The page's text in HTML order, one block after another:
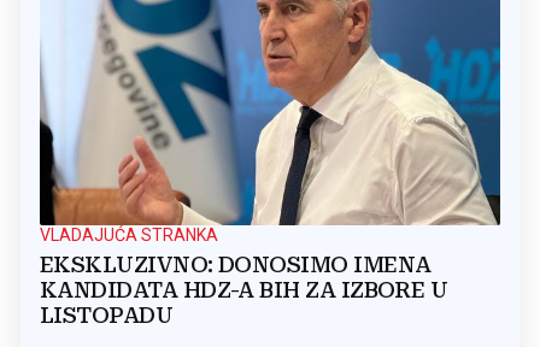
VLADAJUĆA STRANKA
EKSKLUZIVNO: DONOSIMO IMENA
KANDIDATA HDZ-A BIH ZA IZBORE U
LISTOPADU